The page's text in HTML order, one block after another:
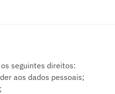
seguintes direitos:
aos dados pessoais;